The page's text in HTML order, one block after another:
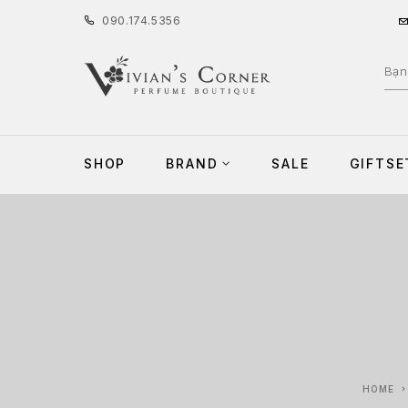
090 .174.5356
SHOP BRAND SALE
HOME